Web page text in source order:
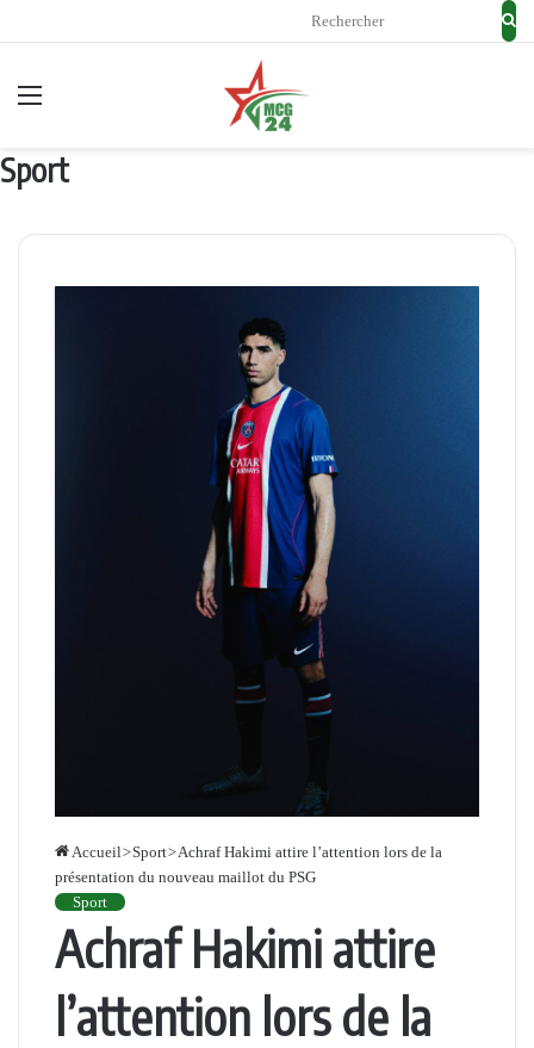
Sport
Accueil>Sport>Achraf Hakimi attire l’attention lors de la
présentation du nouveau maillot du PSG
Sport
Achraf Hakimi attire
l’attention lors de la